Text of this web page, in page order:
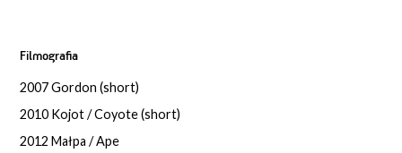
Filmografia
2007 Gordon (short)
2010 Kojot / Coyote (short)
2012 Małpa / Ape